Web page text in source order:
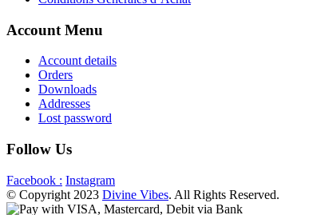
Account Menu
Account details
Orders
Downloads
Addresses
Lost password
Follow Us
Facebook : Instagram
© Copyright 2023 Divine Vibes. All Rights Reserved.